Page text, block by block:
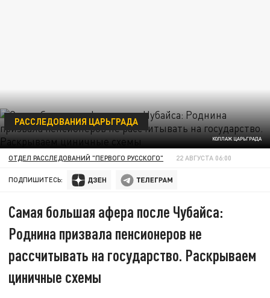
КОЛЛАЖ ЦАРЬГРАДА
РАССЛЕДОВАНИЯ ЦАРЬГРАДА
ОТДЕЛ РАССЛЕДОВАНИЙ "ПЕРВОГО РУССКОГО" 22 АВГУСТА 06:00
ПОДПИШИТЕСЬ:
Самая большая афера после Чубайса:
Роднина призвала пенсионеров не
рассчитывать на государство. Раскрываем
циничные схемы